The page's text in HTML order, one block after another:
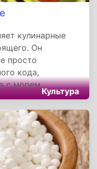
кулинарные
Он
просто
кода,
с морем.
дань уважения
труду рыбаков
которую дарит
Культура